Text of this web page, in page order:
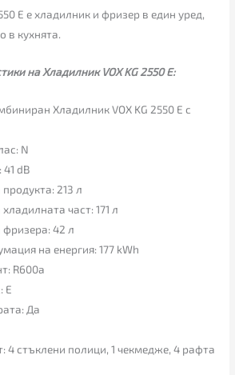
Е е хладилник и фризер в един уред,
в кухнята.
на Хладилник VOX KG 2550 Е:
Хладилник VOX KG 2550 Е с
N
dB
213 л
част: 171 л
42 л
на енергия: 177 kWh
R600a
E
Да
4 стъклени полици, 1 чекмедже, 4 рафта